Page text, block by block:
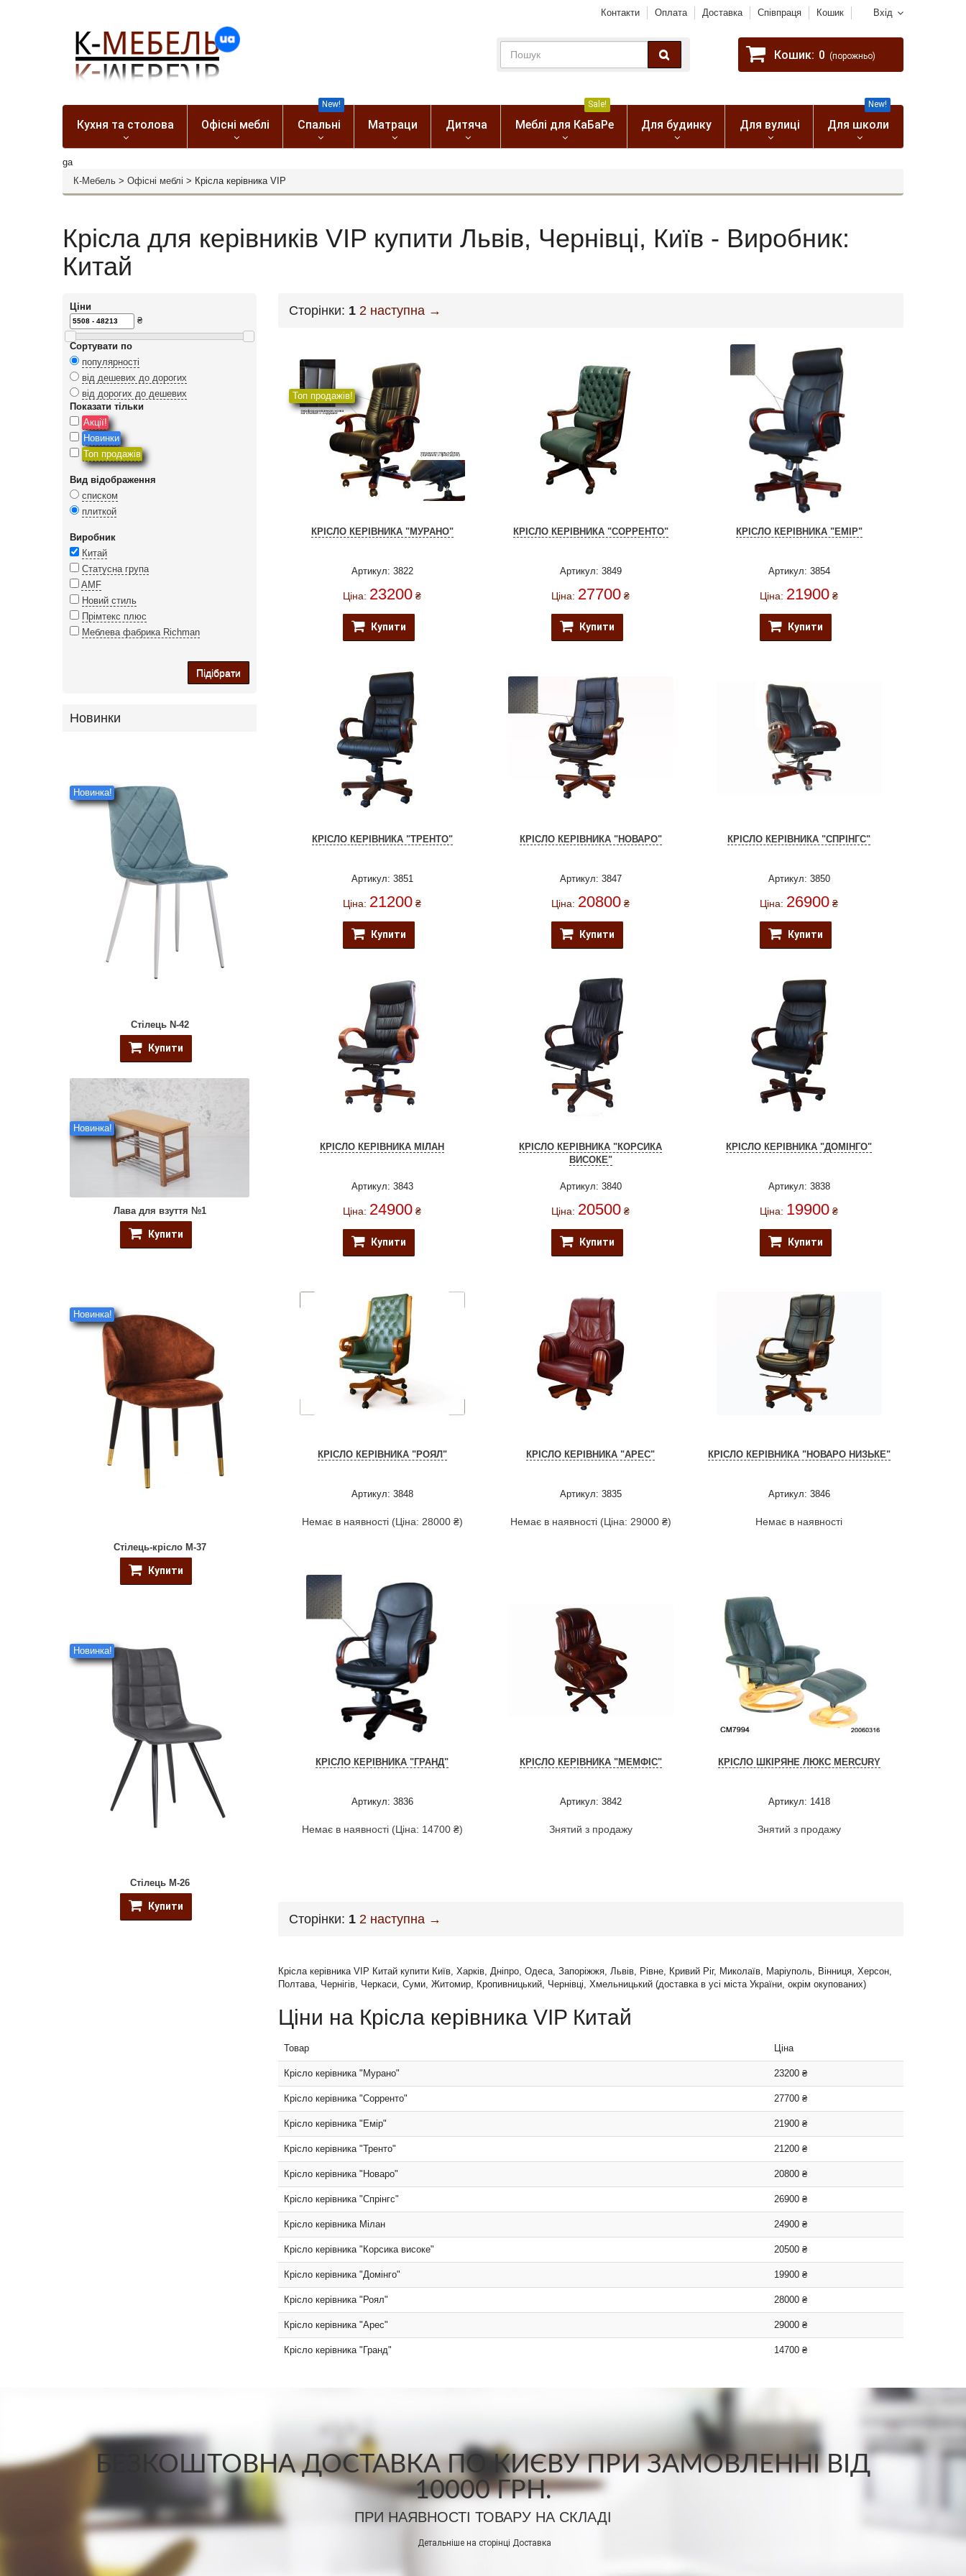
Вхід
Контакти Оплата Доставка Співпраця Кошик
Кошик: 0 (порожньо)
Кухня та столова Офісні меблі Спальні
New!
Матраци Дитяча Меблі для КаБаРе
Sale!
Для будинку Для вулиці Для школи
New!
ga
К-Мебель > Офісні меблі > Крісла керівника VIP
Крісла для керівників VIP купити Львів, Чернівці, Київ - Виробник:
Китай
Ціни
₴
Сортувати по
популярності
від дешевих до дорогих
від дорогих до дешевих
Показати тільки
Акції!
Новинки
Топ продажів
Вид відображення
списком
плиткой
Виробник
Китай
Статусна група
AMF
Новий стиль
Прімтекс плюс
Меблева фабрика Richman
Підібрати
Новинки
Новинка!
Стілець N-42
Купити
Новинка!
Лава для взуття №1
Купити
Новинка!
Стілець-крісло M-37
Купити
Новинка!
Стілець M-26
Купити
Сторінки: 1 2 наступна →
Топ продажів!
КРІСЛО КЕРІВНИКА "МУРАНО"
Артикул: 3822
Ціна: 23200 ₴
Купити
КРІСЛО КЕРІВНИКА "СОРРЕНТО"
Артикул: 3849
Ціна: 27700 ₴
Купити
КРІСЛО КЕРІВНИКА "ЕМІР"
Артикул: 3854
Ціна: 21900 ₴
Купити
КРІСЛО КЕРІВНИКА "ТРЕНТО"
Артикул: 3851
Ціна: 21200 ₴
Купити
КРІСЛО КЕРІВНИКА "НОВАРО"
Артикул: 3847
Ціна: 20800 ₴
Купити
КРІСЛО КЕРІВНИКА "СПРІНГС"
Артикул: 3850
Ціна: 26900 ₴
Купити
КРІСЛО КЕРІВНИКА МІЛАН
Артикул: 3843
Ціна: 24900 ₴
Купити
КРІСЛО КЕРІВНИКА "КОРСИКА
ВИСОКЕ"
Артикул: 3840
Ціна: 20500 ₴
Купити
КРІСЛО КЕРІВНИКА "ДОМІНГО"
Артикул: 3838
Ціна: 19900 ₴
Купити
КРІСЛО КЕРІВНИКА "РОЯЛ"
Артикул: 3848
Немає в наявності (Ціна: 28000 ₴)
КРІСЛО КЕРІВНИКА "АРЕС"
Артикул: 3835
Немає в наявності (Ціна: 29000 ₴)
КРІСЛО КЕРІВНИКА "НОВАРО НИЗЬКЕ"
Артикул: 3846
Немає в наявності
КРІСЛО КЕРІВНИКА "ГРАНД"
Артикул: 3836
Немає в наявності (Ціна: 14700 ₴)
КРІСЛО КЕРІВНИКА "МЕМФІС"
Артикул: 3842
Знятий з продажу
КРІСЛО ШКІРЯНЕ ЛЮКС MERCURY
Артикул: 1418
Знятий з продажу
Сторінки: 1 2 наступна →
Крісла керівника VIP Китай купити Київ, Харків, Дніпро, Одеса, Запоріжжя, Львів, Рівне, Кривий Ріг, Миколаїв, Маріуполь, Вінниця, Херсон,
Полтава, Чернігів, Черкаси, Суми, Житомир, Кропивницький, Чернівці, Хмельницький (доставка в усі міста України, окрім окупованих)
Ціни на Крісла керівника VIP Китай
Товар Ціна
Крісло керівника "Мурано" 23200 ₴
Крісло керівника "Сорренто" 27700 ₴
Крісло керівника "Емір" 21900 ₴
Крісло керівника "Тренто" 21200 ₴
Крісло керівника "Новаро" 20800 ₴
Крісло керівника "Спрінгс" 26900 ₴
Крісло керівника Мілан 24900 ₴
Крісло керівника "Корсика високе" 20500 ₴
Крісло керівника "Домінго" 19900 ₴
Крісло керівника "Роял" 28000 ₴
Крісло керівника "Арес" 29000 ₴
Крісло керівника "Гранд" 14700 ₴
БЕЗКОШТОВНА ДОСТАВКА ПО КИЄВУ ПРИ ЗАМОВЛЕННІ ВІД
10000 ГРН.
ПРИ НАЯВНОСТІ ТОВАРУ НА СКЛАДІ
Детальніше на сторінці Доставка